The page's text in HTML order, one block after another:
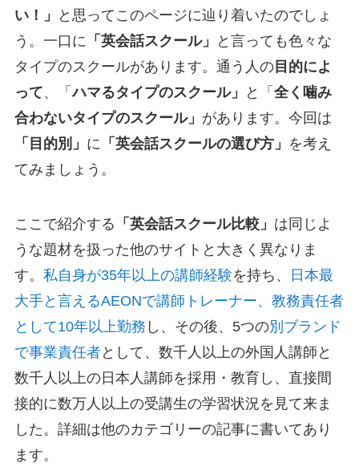
い！」
と思ってこのページに辿り着いたのでしょ
う。一口に 「英会話スクール」
と言っても色々な
タイプのスクールがあります。通う人の目的によ
って、「ハマるタイプのスクール」 と「 全く噛み
合わないタイプのスクール」 があります。今回は
「目的別」 に 「英会話スクールの選び方」 を考え
てみましょう。
ここで紹介する 「英会話スクール比較」 は同じよ
うな題材を扱った他のサイトと大きく異なりま
す。 私自身が35年以上の講師経験を持ち、
日本最
大手と言えるAEONで講師トレーナー、教務責任者
として10年以上勤務 し、その後、5つの別ブランド
で事業責任者として、数千人以上の外国人講師と
数千人以上の日本人講師を採用・教育し、直接間
接的に数万人以上の受講生の学習状況を見て来ま
した。詳細は他のカテゴリーの記事に書いてあり
ます。